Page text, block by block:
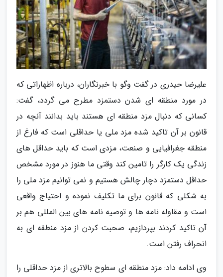
علیرضا حیدری در گفت وگو با خبرنگاران، درباره اظهاراتی که
در مورد منطقه ای شدن دستمزد مطرح می گردد، گفت:
کسانی که دنبال مزد منطقه ای هستند باید بدانند آنچه در
قانون بر آن تاکید شده مزد ملی یا حداقلی است که فارغ از
منطقه جغرافیایی و صنعت، مزدی است که باید حداقل های
زندگی یک کارگر را تامین کند وقتی ما هنوز در مورد مشخص
حداقل دستمزد دچار چالش هستیم و نمی توانیم مزد ملی را
به شکلی که قانون برای ما تکلیف نموده و احتیاج واقعی
است و مقاوله نامه ها و توصیه نامه های بین المللی هم بر
آن تاکید کردند بپردازیم، صحبت کردن از مزد منطقه ای به
انحراف رفتن است.
وی ادامه داد: مزد منطقه ای سطوح بالاتری از مزد حداقلی را